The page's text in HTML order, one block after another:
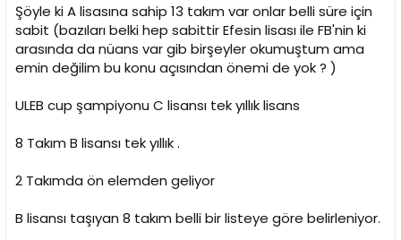
Şöyle ki A lisasına sahip 13 takım var onlar belli süre için
sabit (bazıları belki hep sabittir Efesin lisası ile FB'nin ki
arasında da nüans var gib birşeyler okumuştum ama
emin değilim bu konu açısından önemi de yok ? )
ULEB cup şampiyonu C lisansı tek yıllık lisans
8 Takım B lisansı tek yıllık .
2 Takımda ön elemden geliyor
B lisansı taşıyan 8 takım belli bir listeye göre belirleniyor.